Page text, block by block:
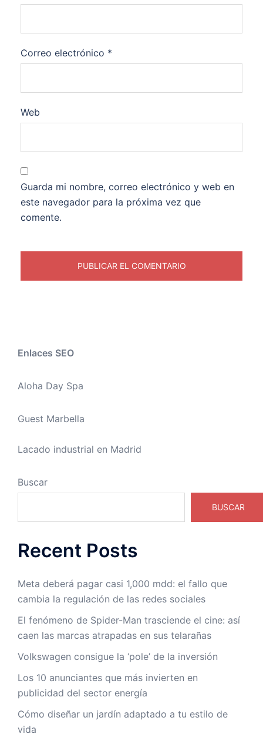
Correo electrónico *
Web
Guarda mi nombre, correo electrónico y web en
este navegador para la próxima vez que
comente.
Enlaces SEO
Aloha Day Spa
Guest Marbella
Lacado industrial en Madrid
Buscar
BUSCAR
Recent Posts
Meta deberá pagar casi 1,000 mdd: el fallo que
cambia la regulación de las redes sociales
El fenómeno de Spider-Man trasciende el cine: así
caen las marcas atrapadas en sus telarañas
Volkswagen consigue la ‘pole’ de la inversión
Los 10 anunciantes que más invierten en
publicidad del sector energía
Cómo diseñar un jardín adaptado a tu estilo de
vida